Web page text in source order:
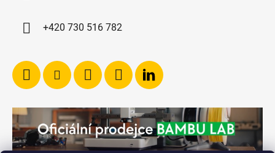
+420 730 516 782